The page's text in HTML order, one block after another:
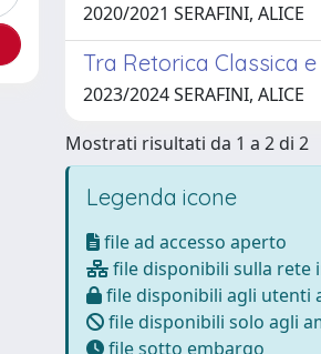
2020/2021 SERAFINI, ALICE
Tra Retorica Classica
2023/2024 SERAFINI, ALICE
Mostrati risultati da 1 a 2 di 2
Legenda icone
file ad accesso aperto
file disponibili sulla rete
file disponibili agli utenti
file disponibili solo agli
file sotto embargo